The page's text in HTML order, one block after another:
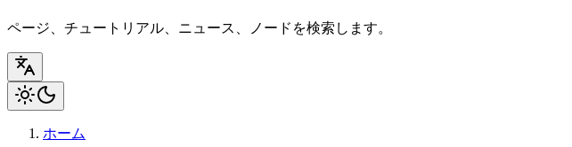
ページ、チュートリアル、ニュース、ノードを検索します。
ホーム